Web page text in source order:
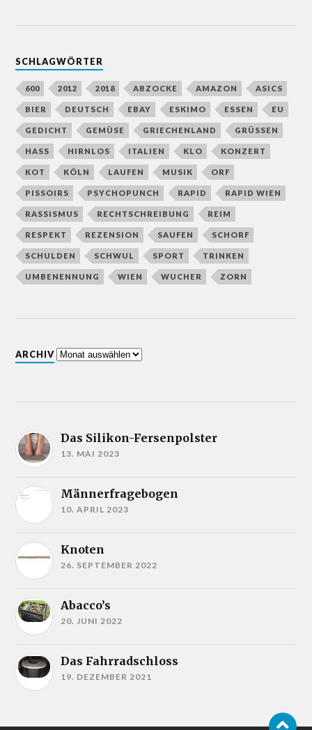
SCHLAGWÖRTER
600 2012 2018 ABZOCKE AMAZON ASICS
BIER DEUTSCH EBAY ESKIMO ESSEN EU
GEDICHT GEMÜSE GRIECHENLAND GRÜSSEN
HASS HIRNLOS ITALIEN KLO KONZERT
KOT KÖLN LAUFEN MUSIK ORF
PISSOIRS PSYCHOPUNCH RAPID RAPID WIEN
RASSISMUS RECHTSCHREIBUNG REIM
RESPEKT REZENSION SAUFEN SCHORF
SCHULDEN SCHWUL SPORT TRINKEN
UMBENENNUNG WIEN WUCHER ZORN
ARCHIV
Das Silikon-Fersenpolster
13. MAI 2023
Männerfragebogen
10. APRIL 2023
Knoten
26. SEPTEMBER 2022
Abacco’s
20. JUNI 2022
Das Fahrradschloss
19. DEZEMBER 2021